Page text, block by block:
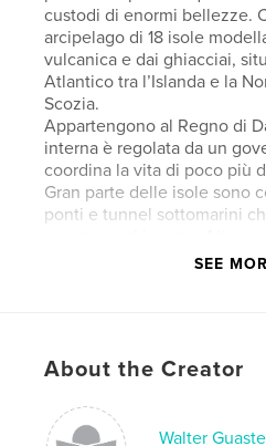
custodi di enormi bellezze.
arcipelago di 18 isole
vulcanica e dai ghiacciai,
Atlantico tra l’Islanda e la
Scozia.
Appartengono al Regno di
interna è regolata da un
coordina la vita di poco più
Gran parte delle isole sono
ponti e tunnel sottomarini
alcune disabitate e per
intrecciano con laghi, fiumi e
incontrano minuscoli
casette dipinte con colori
SEE
About the Creator
Walter